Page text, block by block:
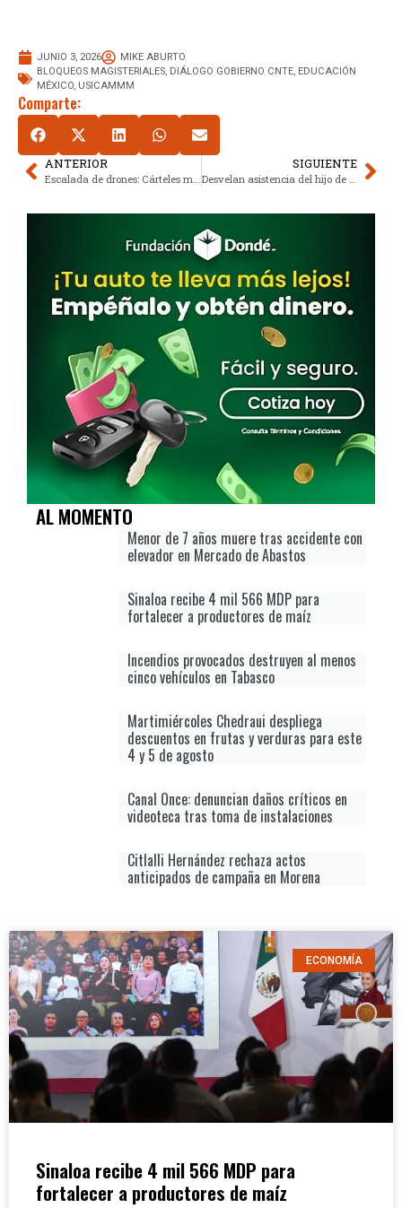
JUNIO 3, 2026
MIKE ABURTO
BLOQUEOS MAGISTERIALES, DIÁLOGO GOBIERNO CNTE, EDUCACIÓN
MÉXICO, USICAMMM
Comparte:
ANTERIOR
Escalada de drones: Cárteles mexicanos amenazan intereses de Estados Unidos
SIGUIENTE
Desvelan asistencia del hijo de AMLO a exclusiva apertura de Nusr-Et
AL MOMENTO
Menor de 7 años muere tras accidente con
elevador en Mercado de Abastos
Sinaloa recibe 4 mil 566 MDP para
fortalecer a productores de maíz
Incendios provocados destruyen al menos
cinco vehículos en Tabasco
Martimiércoles Chedraui despliega
descuentos en frutas y verduras para este
4 y 5 de agosto
Canal Once: denuncian daños críticos en
videoteca tras toma de instalaciones
Citlalli Hernández rechaza actos
anticipados de campaña en Morena
ECONOMÍA
Sinaloa recibe 4 mil 566 MDP para
fortalecer a productores de maíz